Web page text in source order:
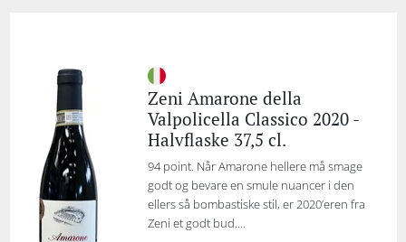
Zeni Amarone della
Valpolicella Classico 2020 -
Halvflaske 37,5 cl.
94 point. Når Amarone hellere må smage
godt og bevare en smule nuancer i den
ellers så bombastiske stil, er 2020’eren fra
Zeni et godt bud....